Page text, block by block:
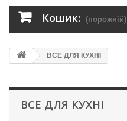
Кошик: (порожній)
ВСЕ ДЛЯ КУХНІ
ВСЕ ДЛЯ КУХНІ